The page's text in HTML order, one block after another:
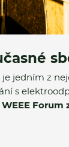
jedním z
s
WEEE